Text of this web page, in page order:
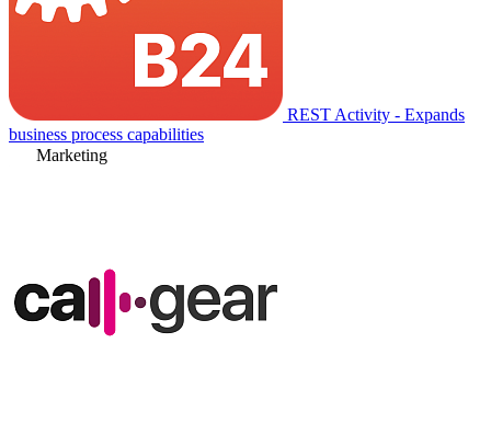
REST Activity - Expands
business process capabilities
Marketing